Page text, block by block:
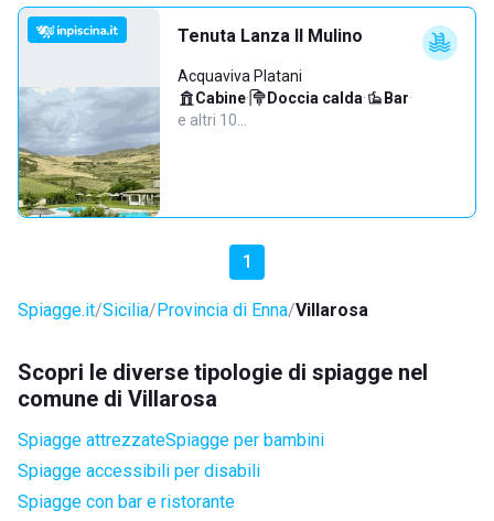
Tenuta Lanza Il Mulino
Acquaviva Platani
Cabine· Doccia calda· Bar·
e altri 10…
1
Spiagge.it Sicilia Provincia di Enna Villarosa
Scopri le diverse tipologie di spiagge nel
comune di Villarosa
Spiagge attrezzateSpiagge per bambini
Spiagge accessibili per disabili
Spiagge con bar e ristorante